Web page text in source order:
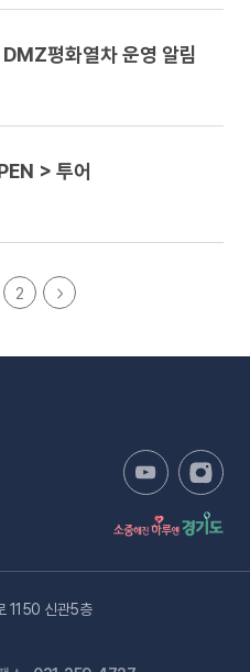
평화열차 운영 알림
> 투어
2
1150 신관5층